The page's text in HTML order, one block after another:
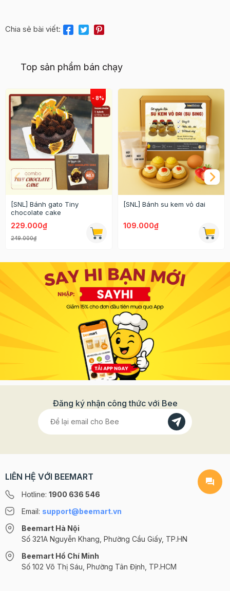
Chia sẻ bài viết:
Top sản phẩm bán chạy
[SNL] Bánh gato Tiny
chocolate cake
229.000₫
249.000₫
[SNL] Bánh su kem vỏ dai
109.000₫
Đăng ký nhận công thức với Bee
LIÊN HỆ VỚI BEEMART
Hotline: 1900 636 546
Email: support@beemart.vn
Beemart Hà Nội
Số 321A Nguyễn Khang, Phường Cầu Giấy, TP.HN
Beemart Hồ Chí Minh
Số 102 Võ Thị Sáu, Phường Tân Định, TP.HCM